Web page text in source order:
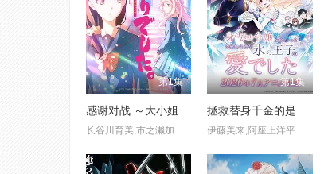
第1集
感谢对战 ～大小姐才不玩格斗游戏
长谷川育美,市之濑加那,千本木彩花,下地紫野
第1集
拯救替身千金的是冷酷无情冰之王子的爱
伊藤美来,阿座上洋平